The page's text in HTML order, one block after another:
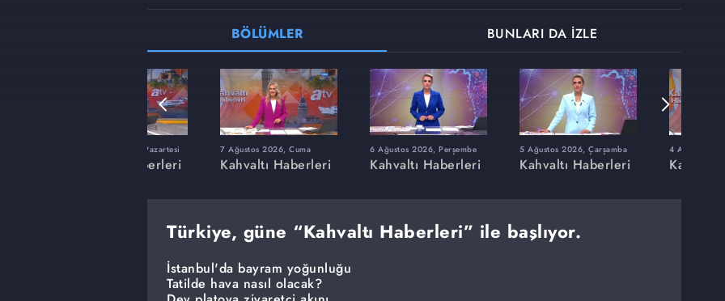
BÖLÜMLER BUNLARI DA İZLE
20 Temmuz 2026, Pazartesi
Kahvaltı Haberleri
7 Ağustos 2026, Cuma
Kahvaltı Haberleri
6 Ağustos 2026, Perşembe
Kahvaltı Haberleri
5 Ağustos 2026, Çarşamba
Kahvaltı Haberleri
4 Ağustos
Kahvaltı
Türkiye, güne “Kahvaltı Haberleri” ile başlıyor.
İstanbul'da bayram yoğunluğu
Tatilde hava nasıl olacak?